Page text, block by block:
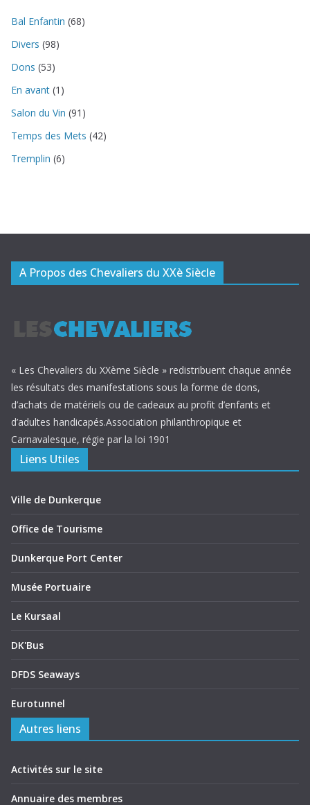
Bal Enfantin (68)
Divers (98)
Dons (53)
En avant (1)
Salon du Vin (91)
Temps des Mets (42)
Tremplin (6)
A Propos des Chevaliers du XXè Siècle
« Les Chevaliers du XXème Siècle » redistribuent chaque année
les résultats des manifestations sous la forme de dons,
d’achats de matériels ou de cadeaux au profit d’enfants et
d’adultes handicapés.Association philanthropique et
Carnavalesque, régie par la loi 1901
Liens Utiles
Ville de Dunkerque
Office de Tourisme
Dunkerque Port Center
Musée Portuaire
Le Kursaal
DK'Bus
DFDS Seaways
Eurotunnel
Autres liens
Activités sur le site
Annuaire des membres